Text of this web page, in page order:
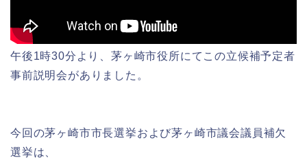
午後1時30分より、茅ヶ崎市役所にてこの立候補予定者
事前説明会がありました。
今回の茅ヶ崎市市長選挙および茅ヶ崎市議会議員補欠
選挙は、